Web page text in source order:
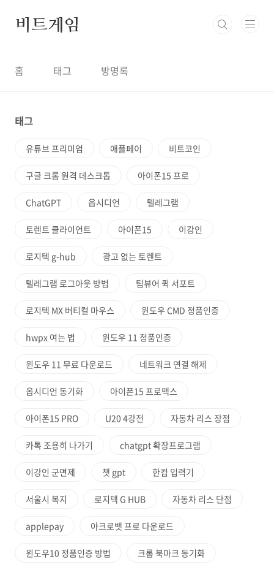
비트게임
홈 태그 방명록
태그
유튜브 프리미엄 애플페이 비트코인
구글 크롬 원격 데스크톱 아이폰15 프로
ChatGPT 옵시디언 텔레그램
토렌트 클라이언트 아이폰15 이강인
로지텍 g-hub 광고 없는 토렌트
텔레그램 로그아웃 방법 팀뷰어 퀵 서포트
로지텍 MX 버티컬 마우스 윈도우 CMD 정품인증
hwpx 여는 법 윈도우 11 정품인증
윈도우 11 무료 다운로드 네트워크 연결 해제
옵시디언 동기화 아이폰15 프로맥스
아이폰15 PRO U20 4강전 자동차 리스 장점
카톡 조용히 나가기 chatgpt 확장프로그램
이강인 군면제 챗 gpt 한컴 입력기
서울시 복지 로지텍 G HUB 자동차 리스 단점
applepay 아크로뱃 프로 다운로드
윈도우10 정품인증 방법 크롬 북마크 동기화